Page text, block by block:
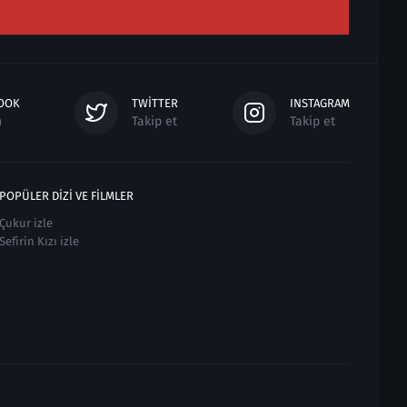
TWITTER
Takip et
INSTAGRAM
Takip et
POPÜLER DIZI VE FILMLER
Çukur izle
Sefirin Kızı izle